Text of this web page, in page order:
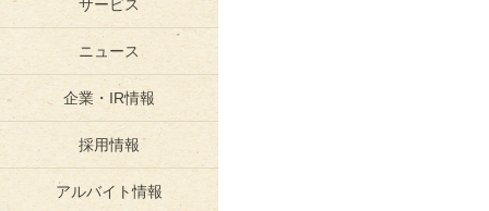
サービス
ニュース
企業・IR情報
採用情報
アルバイト情報